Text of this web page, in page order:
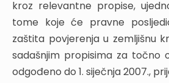
VODE, VODNO DOBRO I
1. UVOD
2. UPRAVLJANJE VODAMA
3. KORIŠTENJE VODA
3.1. OPĆA UPORABA VODA
kroz relevantne propise,
tome koje će pravne
zaštita povjerenja u zemljišnu
sadašnjim propisima za točno
odgođeno do 1. siječnja 2007.,